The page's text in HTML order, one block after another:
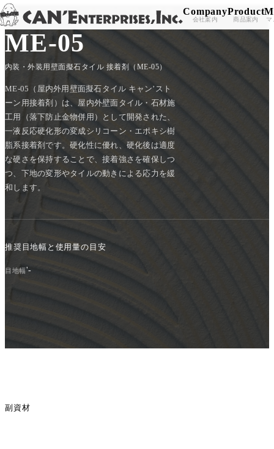
Skip to content Company
会社案内
Product
商品案内 マ
TOP / PRODUCT / ME-05
ME-05
内装・外装用壁面擬石タイル 接着剤（ME-05）
ME-05（屋内外用壁面擬石タイル キャン’スト
ーン用接着剤）は、屋内外壁面タイル・石材施
工用（落下防止金物併用）として開発された、
一液反応硬化形の変成シリコーン・エポキシ樹
脂系接着剤です。硬化性に優れ、硬化後は適度
な硬さを保持することで、接着強さを確保しつ
つ、下地の変形やタイルの動きによる応力を緩
和します。
推奨目地幅と使用量の目安
目地幅'-
副資材